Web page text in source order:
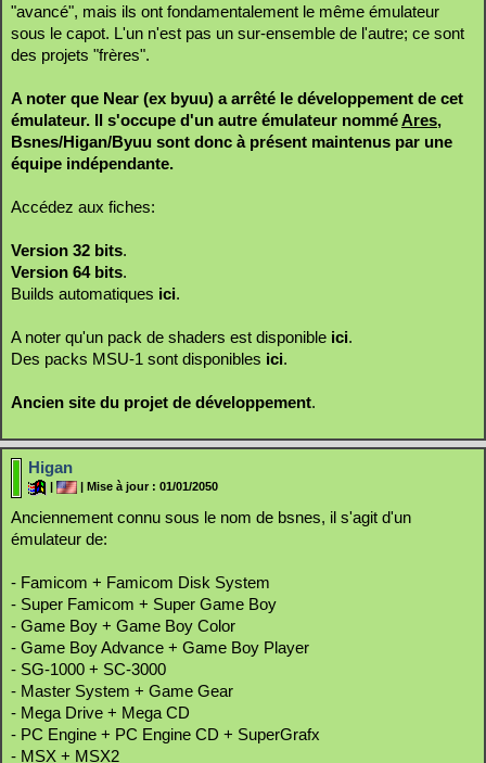
"avancé", mais ils ont fondamentalement le même émulateur
sous le capot. L'un n'est pas un sur-ensemble de l'autre; ce sont
des projets "frères".
A noter que Near (ex byuu) a arrêté le développement de cet
émulateur. Il s'occupe d'un autre émulateur nomméAres,
Bsnes/Higan/Byuu sont donc à présent maintenus par une
équipe indépendante.
Accédez aux fiches:
Version 32 bits.
Version 64 bits.
Builds automatiques ici.
A noter qu'un pack de shaders est disponible ici.
Des packs MSU-1 sont disponibles ici.
Ancien site du projet de développement.
Higan
| | Mise à jour : 01/01/2050
Anciennement connu sous le nom de bsnes, il s'agit d'un
émulateur de:
- Famicom + Famicom Disk System
- Super Famicom + Super Game Boy
- Game Boy + Game Boy Color
- Game Boy Advance + Game Boy Player
- SG-1000 + SC-3000
- Master System + Game Gear
- Mega Drive + Mega CD
- PC Engine + PC Engine CD + SuperGrafx
- MSX + MSX2